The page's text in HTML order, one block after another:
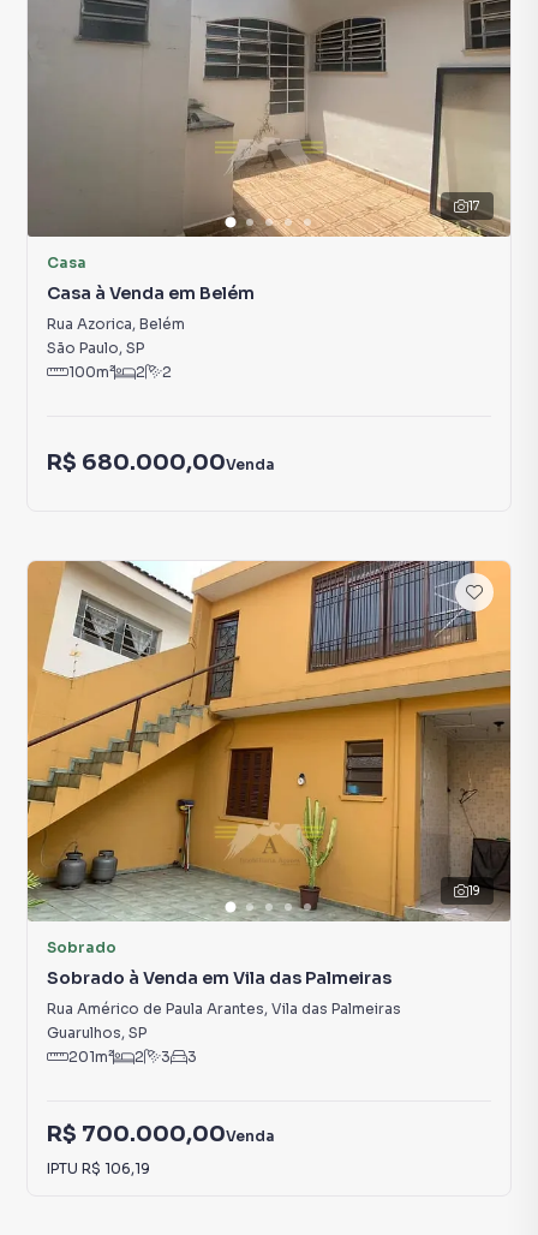
17
Casa
Casa à Venda em Belém
Rua Azorica, Belém
São Paulo, SP
100m² 2 2
R$ 680.000,00Venda
19
Sobrado
Sobrado à Venda em Vila das Palmeiras
Rua Américo de Paula Arantes, Vila das Palmeiras
Guarulhos, SP
201m² 2 3 3
R$ 700.000,00Venda
IPTU R$ 106,19